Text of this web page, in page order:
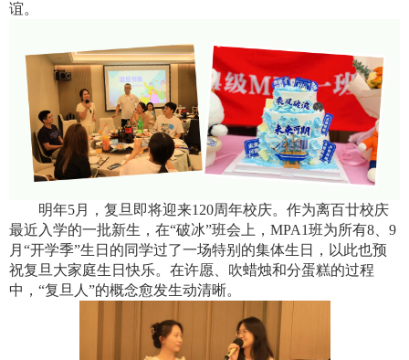
谊。
明年5月，复旦即将迎来120周年校庆。作为离百廿校庆
最近入学的一批新生，在“破冰”班会上， MPA1班为所有8
9
月“开学季”生日的同学过了一场特别的集体生日，以此也预
祝复旦大家庭生日快乐。在许愿、吹蜡烛和分蛋糕的过程
中，“复旦人”的概念愈发生动清晰。